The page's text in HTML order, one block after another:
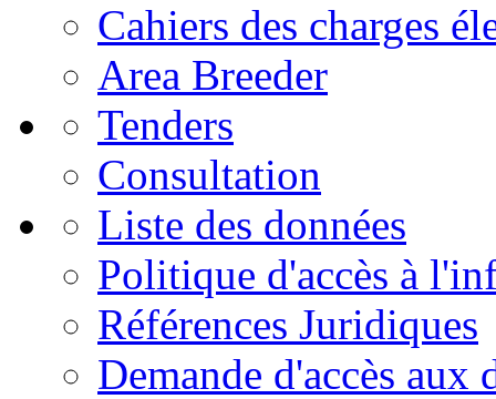
Cahiers des charges
Area Breeder
Tenders
Consultation
Liste des données
Politique d'accès à
Références Juridiques
Demande d'accès aux